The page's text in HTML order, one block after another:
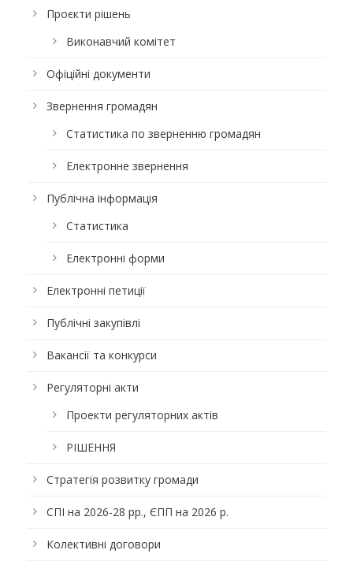
Проєкти рішень
Виконавчий комітет
Офіційні документи
Звернення громадян
Статистика по зверненню громадян
Електронне звернення
Публічна інформація
Статистика
Електронні форми
Електронні петиції
Публічні закупівлі
Вакансії та конкурси
Регуляторні акти
Проекти регуляторних актів
РІШЕННЯ
Стратегія розвитку громади
СПІ на 2026-28 рр., ЄПП на 2026 р.
Колективні договори